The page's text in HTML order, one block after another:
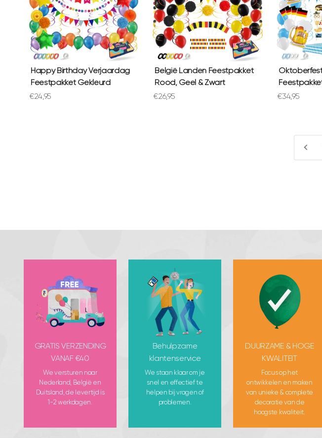
Happy Birthday Verjaardag
Feestpakket Gekleurd
Aanbiedingsprijs
€24,95
België Landen Feestpakket
Rood, Geel & Zwart
Aanbiedingsprijs
€26,95 €34,95
GRATIS VERZENDING
VANAF €40
We versturen naar
Nederland, België en
Duitsland, de levertijd is
1-2 werkdagen.
Behulpzame
klantenservice
We staan klaar om je
snel en effectief te
helpen bij vragen of
problemen.
DUURZAME & HOGE
KWALITEIT
Focus op het
ontwikkelen en maken
van unieke & complete
decoratie van de
hoogste kwaliteit.